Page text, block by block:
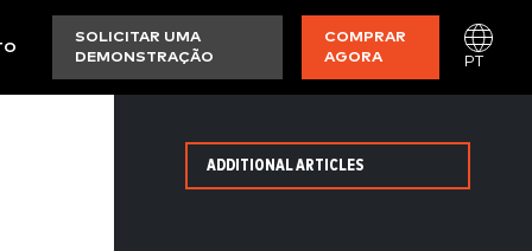
SOLICITAR UMA
DEMONSTRAÇÃO
COMPRAR
AGORA
PT
ADDITIONAL ARTICLES